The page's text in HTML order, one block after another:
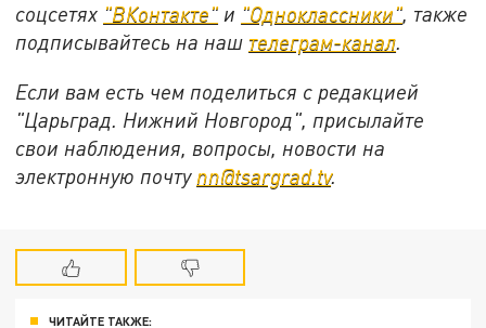
соцсетях "ВКонтакте" и "Одноклассники", также
подписывайтесь на наш телеграм-канал.
Если вам есть чем поделиться с редакцией
"Царьград. Нижний Новгород", присылайте
свои наблюдения, вопросы, новости на
электронную почту nn@tsargrad.tv.
ЧИТАЙТЕ ТАКЖЕ: